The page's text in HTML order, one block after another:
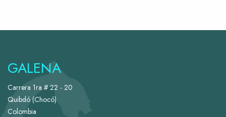
GALENA
Carrera 1ra # 22 - 20
Quibdó (Chocó)
Colombia